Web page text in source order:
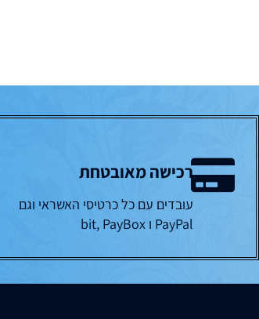
רכישה מאובטחת
עובדים עם כל כרטיסי האשראי וגם
PayPal ו bit, PayBox